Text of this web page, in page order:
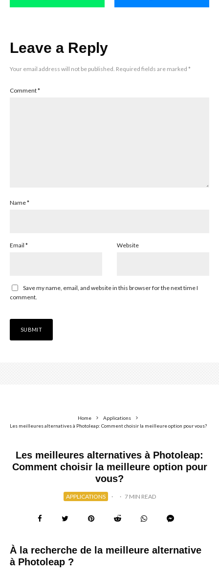
Leave a Reply
Your email address will not be published. Required fields are marked *
Comment*
Name*
Email * Website
Save my name, email, and website in this browser for the next time I
comment.
Home
Applications
Les meilleures alternatives à Photoleap: Comment choisir la meilleure option pour vous?
Les meilleures alternatives à Photoleap:
Comment choisir la meilleure option pour
vous?
APPLICATIONS · · 7 MIN READ
À la recherche de la meilleure alternative
à Photoleap ?